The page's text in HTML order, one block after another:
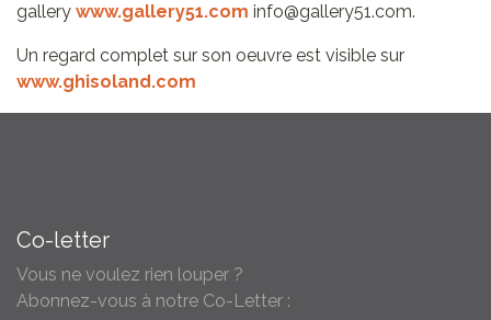
gallery www.gallery51.com info@gallery51.com.
Un regard complet sur son oeuvre est visible sur
www.ghisoland.com
Co-letter
Vous ne voulez rien louper ?
Abonnez-vous à notre Co-Letter :